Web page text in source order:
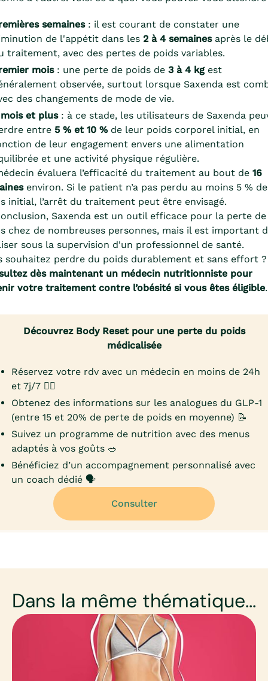
semaines: il est courant de constater une
de l'appétit dans les 2 à 4 semainesaprès le
traitement, avec des pertes de poids variables.
mois: une perte de poids de 3 à 4 kgest
observée, surtout lorsque Saxenda est
des changements de mode de vie.
et plus: à ce stade, les utilisateurs de Saxenda
entre 5 % et 10 %de leur poids corporel initial, en
de leur engagement envers une alimentation
et une activité physique régulière.
évaluera l’efficacité du traitement au bout de 16
environ. Si le patient n’a pas perdu au moins 5 %
initial, l’arrêt du traitement peut être envisagé.
Saxenda est un outil efficace pour la perte de
chez de nombreuses personnes, mais il est important
sous la supervision d'un professionnel de santé.
souhaitez perdre du poids durablement et sans effort ?
dès maintenant un médecin nutritionniste pour
votre traitement contre l’obésité si vous êtes éligible.
Découvrez Body Reset pour une perte du poids
médicalisée
Réservez votre rdv avec un médecin en moins de 24h
et 7j/7 👨‍⚕️
Obtenez des informations sur les analogues du GLP-1
(entre 15 et 20% de perte de poids en moyenne) 📝
Suivez un programme de nutrition avec des menus
adaptés à vos goûts 🥗
Bénéficiez d’un accompagnement personnalisé avec
un coach dédié 🗣️
Consulter
Dans la même thématique...